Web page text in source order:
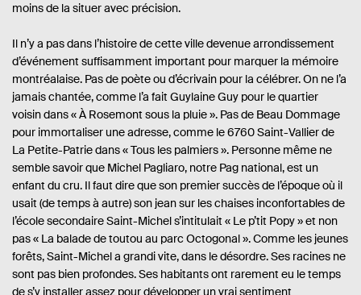
moins de la situer avec précision.
Il n’y a pas dans l’histoire de cette ville devenue arrondissement
d’événement suffisamment important pour marquer la mémoire
montréalaise. Pas de poète ou d’écrivain pour la célébrer. On ne l’a
jamais chantée, comme l’a fait Guylaine Guy pour le quartier
voisin dans « À Rosemont sous la pluie ». Pas de Beau Dommage
pour immortaliser une adresse, comme le 6760 Saint-Vallier de
La Petite-Patrie dans « Tous les palmiers ». Personne même ne
semble savoir que Michel Pagliaro, notre Pag national, est un
enfant du cru. Il faut dire que son premier succès de l’époque où il
usait (de temps à autre) son jean sur les chaises inconfortables de
l’école secondaire Saint-Michel s’intitulait « Le p’tit Popy » et non
pas « La balade de toutou au parc Octogonal ».Comme les jeunes
forêts, Saint-Michel a grandi vite, dans le désordre. Ses racines ne
sont pas bien profondes. Ses habitants ont rarement eu le temps
de s’y installer assez pour développer un vrai sentiment